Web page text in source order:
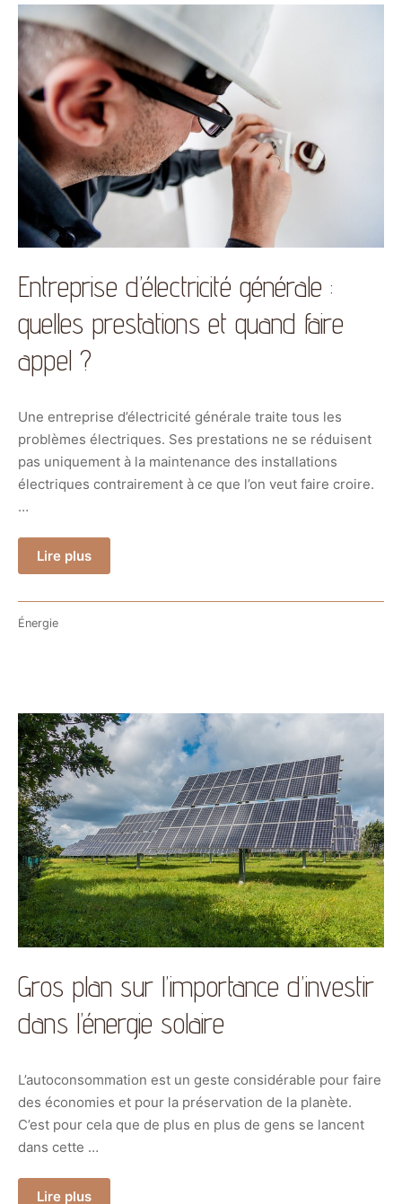
Entreprise d’électricité générale :
quelles prestations et quand faire
appel ?
Une entreprise d’électricité générale traite tous les
problèmes électriques. Ses prestations ne se réduisent
pas uniquement à la maintenance des installations
électriques contrairement à ce que l’on veut faire croire.
…
Lire plus
Énergie
Gros plan sur l’importance d’investir
dans l’énergie solaire
L’autoconsommation est un geste considérable pour faire
des économies et pour la préservation de la planète.
C’est pour cela que de plus en plus de gens se lancent
dans cette …
Lire plus